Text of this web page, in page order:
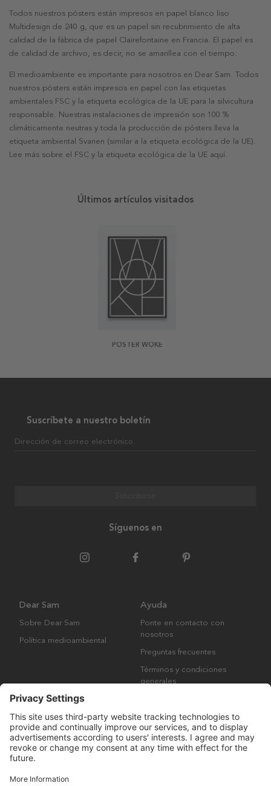
Todos nuestros pósters están impresos en papel blanco liso
Multidesign de 240 g, que es un papel sin recubrimiento de alta
calidad de la fábrica de papel Clairefontaine en Francia. El papel es
de calidad de archivo, es decir, no se amarillea con el tiempo.
El medioambiente es importante para nosotros en Dear Sam. Todos
nuestros pósters están impresos en papel con las etiquetas
ambientales FSC y la etiqueta ecológica de la UE para la silvicultura
responsable. Nuestras instalaciones de impresión son 100 %
climáticamente neutras y toda la producción de pósters lleva la
etiqueta ambiental Svanen (similar a la etiqueta ecológica de la UE).
Lee más sobre el FSC y la etiqueta ecológica de la UE aquí.
Últimos artículos visitados
POSTER WOKE
Suscríbete a nuestro boletín
Dirección de correo electrónico
Síguenos en
Dear Sam
Sobre Dear Sam
Política medioambiental
Ayuda
Ponte en contacto con
nosotros
Preguntas frecuentes
Términos y condiciones
generales
Derechos de autor © Many Brands AB 2023. Todos los derechos